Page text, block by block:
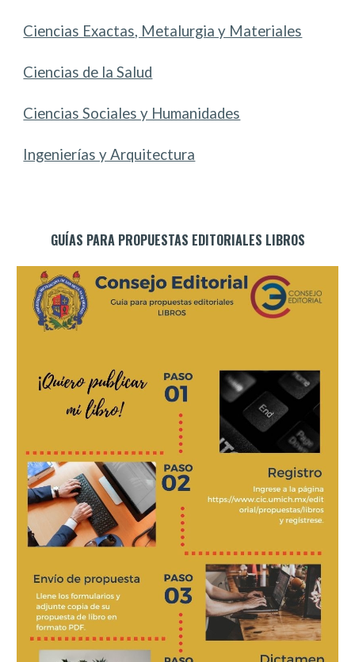
Ciencias Exactas, Metalurgia y Materiales
Ciencias de la Salud
Ciencias Sociales y Humanidades
Ingenierías y Arquitectura
GUÍAS PARA PROPUESTAS EDITORIALES LIBROS